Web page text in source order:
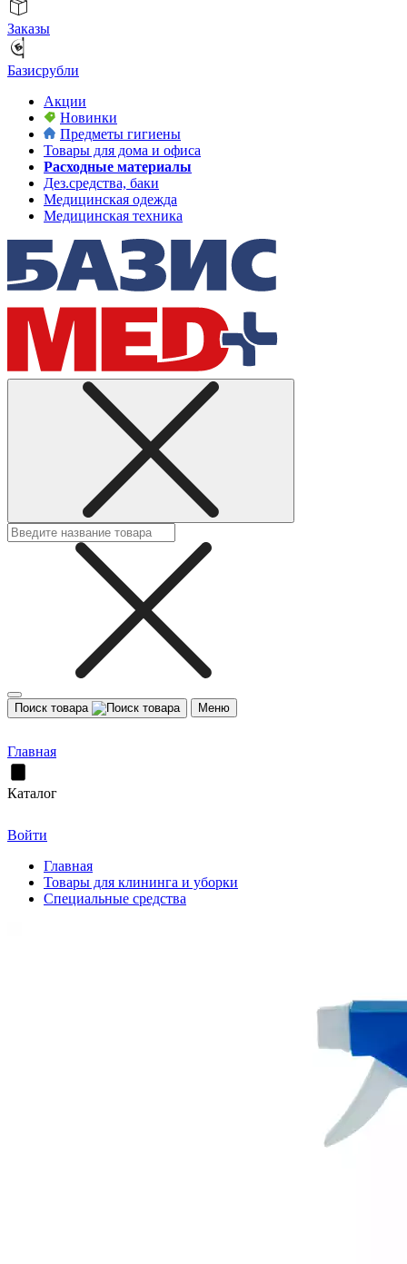
Заказы
Базисрубли
Акции
Новинки
Предметы гигиены
Товары для дома и офиса
Расходные материалы
Дез.средства, баки
Медицинская одежда
Медицинская техника
Поиск товара Меню
Главная
Каталог
Войти
Главная
Товары для клининга и уборки
Специальные средства